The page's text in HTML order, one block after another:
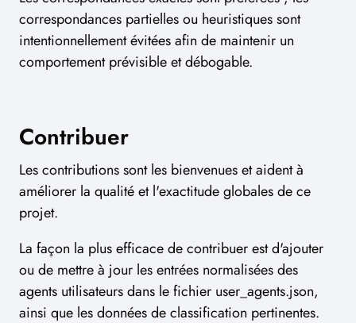
correspondances partielles ou heuristiques sont
intentionnellement évitées afin de maintenir un
comportement prévisible et débogable.
Contribuer
Les contributions sont les bienvenues et aident à
améliorer la qualité et l'exactitude globales de ce
projet.
La façon la plus efficace de contribuer est d'ajouter
ou de mettre à jour les entrées normalisées des
agents utilisateurs dans le fichier user_agents.json,
ainsi que les données de classification pertinentes.